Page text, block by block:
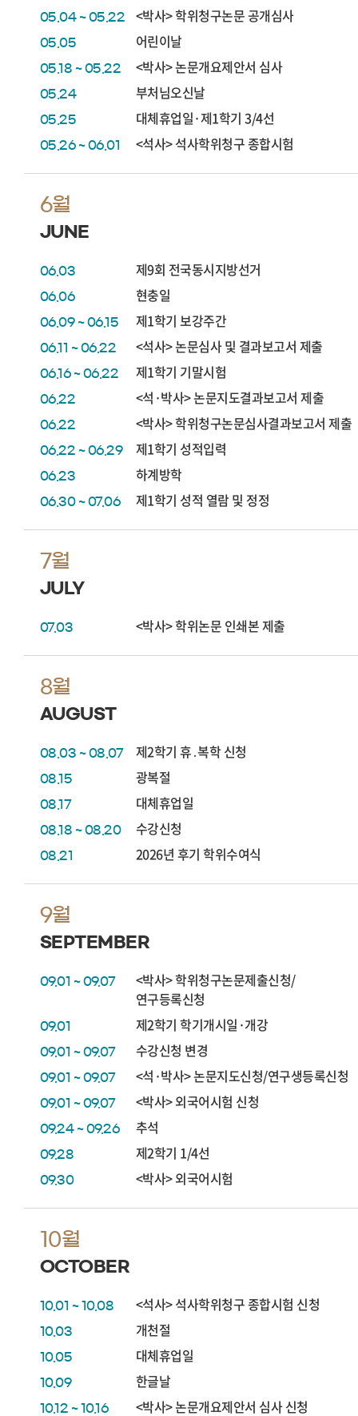
05.04 ~ 05.22 <박사> 학위청구논문 공개심사
05.05 어린이날
05.18 ~ 05.22 <박사> 논문개요제안서 심사
05.24 부처님오신날
05.25 대체휴업일·제1학기 3/4선
05.26 ~ 06.01 <석사> 석사학위청구 종합시험
6월
JUNE
06.03 제9회 전국동시지방선거
06.06 현충일
06.09 ~ 06.15 제1학기 보강주간
06.11 ~ 06.22 <석사> 논문심사 및 결과보고서 제출
06.16 ~ 06.22 제1학기 기말시험
06.22 <석·박사> 논문지도결과보고서 제출
06.22 <박사> 학위청구논문심사결과보고서 제출
06.22 ~ 06.29 제1학기 성적입력
06.23 하계방학
06.30 ~ 07.06 제1학기 성적 열람 및 정정
7월
JULY
07.03 <박사> 학위논문 인쇄본 제출
8월
AUGUST
08.03 ~ 08.07 제2학기 휴․복학 신청
08.15 광복절
08.17 대체휴업일
08.18 ~ 08.20 수강신청
08.21 2026년 후기 학위수여식
9월
SEPTEMBER
09.01 ~ 09.07
<박사> 학위청구논문제출신청/
연구등록신청
09.01 제2학기 학기개시일·개강
09.01 ~ 09.07 수강신청 변경
09.01 ~ 09.07 <석·박사> 논문지도신청/연구생등록신청
09.01 ~ 09.07 <박사> 외국어시험 신청
09.24 ~ 09.26 추석
09.28 제2학기 1/4선
09.30 <박사> 외국어시험
10월
OCTOBER
10.01 ~ 10.08 <석사> 석사학위청구 종합시험 신청
10.03 개천절
10.05 대체휴업일
10.09 한글날
10.12 ~ 10.16 <박사> 논문개요제안서 심사 신청